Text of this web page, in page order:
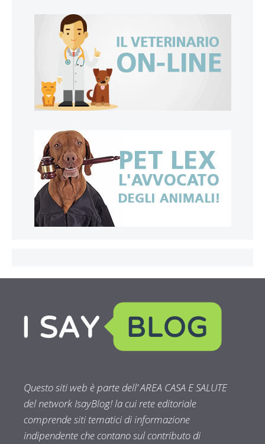
Questo siti web è parte dell’ AREA CASA E SALUTE
del network IsayBlog! la cui rete editoriale
comprende siti tematici di informazione
indipendente che contano sul contributo di